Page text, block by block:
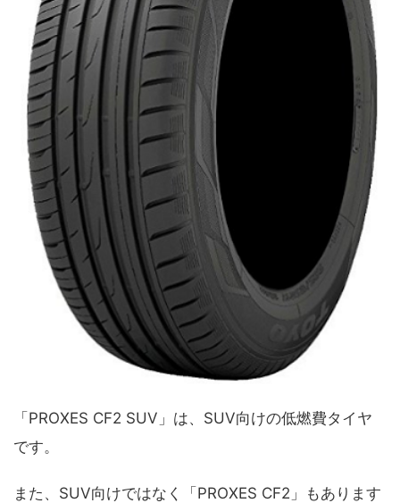
「PROXES CF2 SUV」は、SUV向けの低燃費タイヤ
です。
また、SUV向けではなく「PROXES CF2」もあります